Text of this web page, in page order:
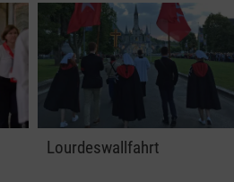
Lourdeswallfahrt